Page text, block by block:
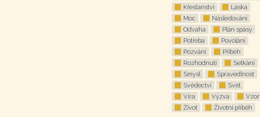
Křesťanství
Láska
Moc
Následování
Odvaha
Plán spásy
Potřeba
Povolání
Pozvání
Příběh
Rozhodnutí
Setkání
Smysl
Spravedlnost
Svědectví
Svět
Víra
Výzva
Vzor
Život
Životní příběh